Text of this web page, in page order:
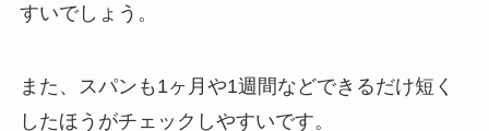
すいでしょう。
また、スパンも1ヶ月や1週間などできるだけ短く
したほうがチェックしやすいです。